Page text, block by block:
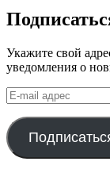
Укажите свой
уведомления о
E-
mail
адрес